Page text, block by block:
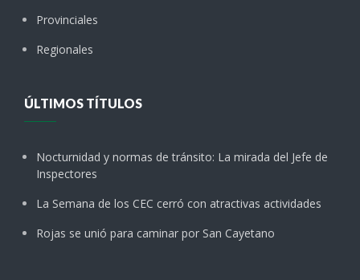
Provinciales
Regionales
ÚLTIMOS TÍTULOS
Nocturnidad y normas de tránsito: La mirada del Jefe de
Inspectores
La Semana de los CEC cerró con atractivas actividades
Rojas se unió para caminar por San Cayetano